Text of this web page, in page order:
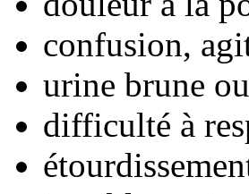
confusion,
urine brune
difficulté à